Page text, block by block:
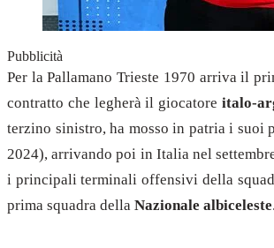
Pubblicità
Per la Pallamano Trieste 1970 arriva il
contratto che legherà il giocatoreitalo-
terzino sinistro, ha mosso in patria i
2024), arrivando poi in Italia nel
i principali terminali offensivi della
prima squadra della Nazionale albiceleste.